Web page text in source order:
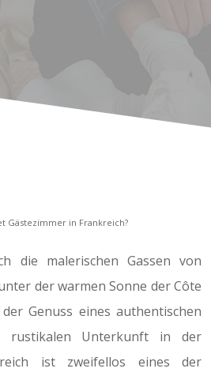
Gästezimmer in Frankreich?
die malerischen Gassen von
der warmen Sonne der Côte
Genuss eines authentischen
rustikalen Unterkunft in der
ist zweifellos eines der